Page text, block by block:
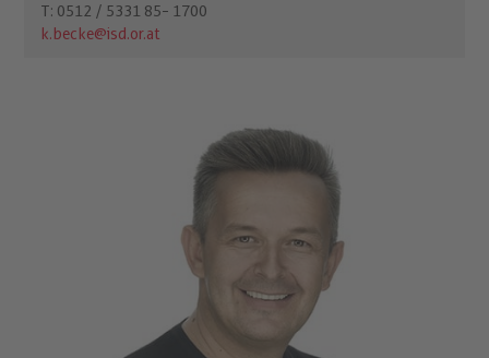
T: 0512 / 5331 85- 1700
k.becke@isd.or.at